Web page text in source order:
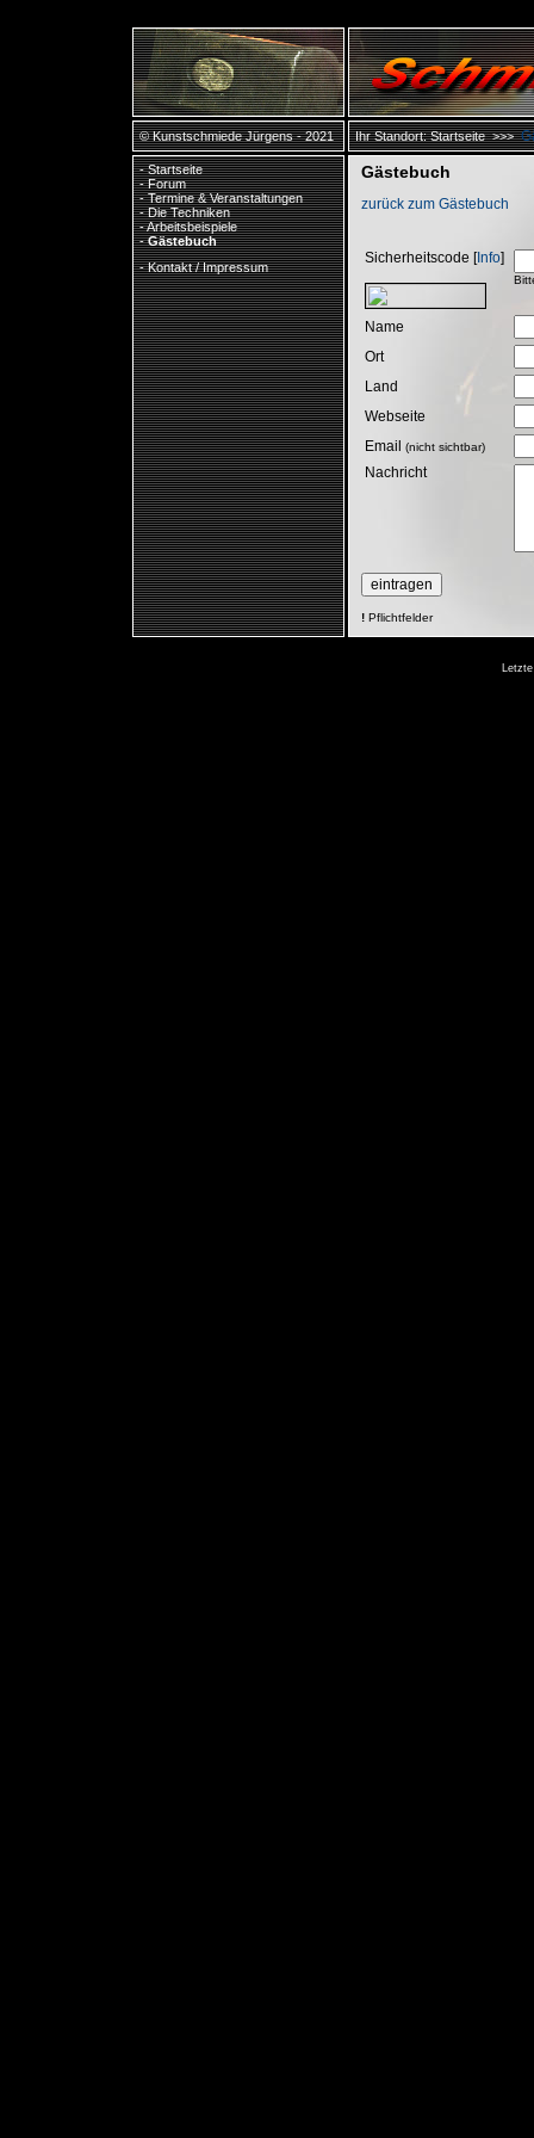
© Kunstschmiede Jürgens - 2021 Ihr Standort:Startseite>>>
-Startseite
-Forum
-Termine & Veranstaltungen
-Die Techniken
-Arbeitsbeispiele
-Gästebuch
-Kontakt / Impressum
Gästebuch
zurück zum Gästebuch
Sicherheitscode [Info]
Name
Ort
Land
Webseite
Email (nicht sichtbar)
Nachricht
! Pflichtfelder